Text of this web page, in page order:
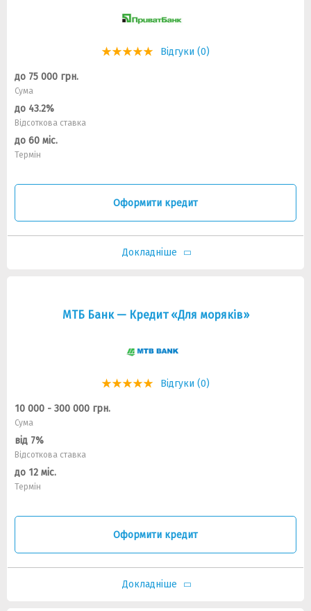
Відгуки (0)
до 75 000 грн.
Сума
до 43.2%
Відсоткова ставка
до 60 міс.
Термін
Оформити кредит
Докладніше
МТБ Банк — Кредит «Для моряків»
Відгуки (0)
10 000 - 300 000 грн.
Сума
від 7%
Відсоткова ставка
до 12 міс.
Термін
Оформити кредит
Докладніше